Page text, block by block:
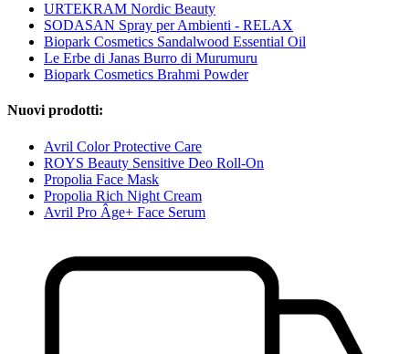
URTEKRAM Nordic Beauty
SODASAN Spray per Ambienti - RELAX
Biopark Cosmetics Sandalwood Essential Oil
Le Erbe di Janas Burro di Murumuru
Biopark Cosmetics Brahmi Powder
Nuovi prodotti:
Avril Color Protective Care
ROYS Beauty Sensitive Deo Roll-On
Propolia Face Mask
Propolia Rich Night Cream
Avril Pro Âge+ Face Serum